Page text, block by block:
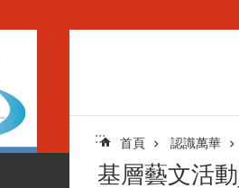
::: 首頁 認識萬華
基層藝文活